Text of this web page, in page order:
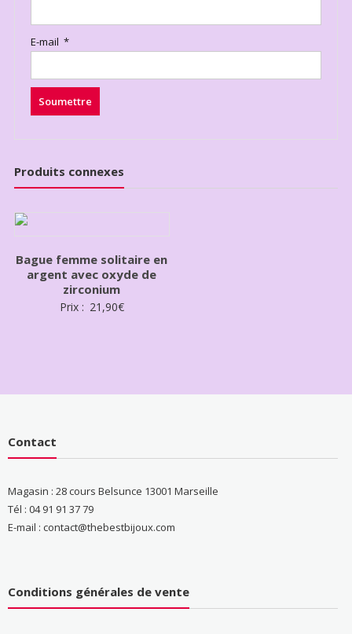
E-mail *
Produits connexes
Bague femme solitaire en
argent avec oxyde de
zirconium
Prix : 21,90€
Contact
Magasin : 28 cours Belsunce 13001 Marseille
Tél : 04 91 91 37 79
E-mail : contact@thebestbijoux.com
Conditions générales de vente